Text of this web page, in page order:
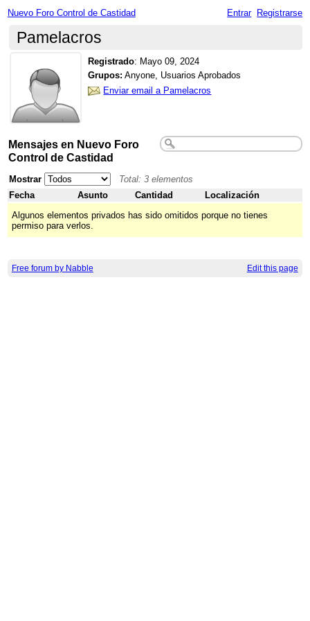
Nuevo Foro Control de Castidad Entrar Registrarse
Pamelacros
Registrado: Mayo 09, 2024
Grupos: Anyone, Usuarios Aprobados
Enviar email a Pamelacros
Mensajes en Nuevo Foro
Control de Castidad
Mostrar
Total: 3 elementos
Fecha
Asunto Cantidad
Localización
Algunos elementos privados has sido omitidos porque no tienes
permiso para verlos.
Free forum by Nabble Edit this page